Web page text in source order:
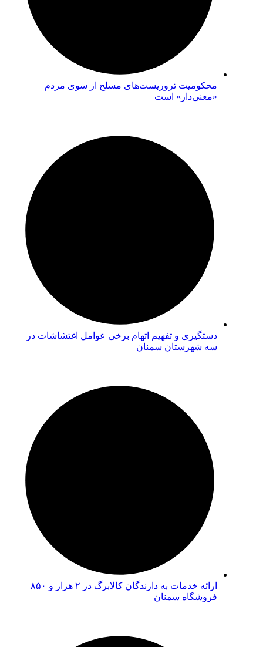
محکومیت تروریست‌های مسلح از سوی مردم
«معنی‌دار» است
دستگیری و تفهیم اتهام برخی عوامل اغتشاشات در
سه شهرستان سمنان
ارائه خدمات به دارندگان کالابرگ در ۲ هزار و ۸۵۰
فروشگاه سمنان